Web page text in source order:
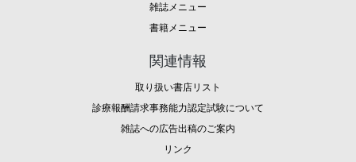
雑誌メニュー
書籍メニュー
関連情報
取り扱い書店リスト
診療報酬請求事務能力認定試験について
雑誌への広告出稿のご案内
リンク